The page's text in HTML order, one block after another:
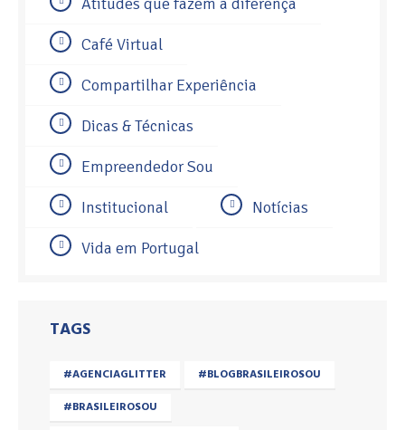
Café Virtual
Compartilhar Experiência
Dicas & Técnicas
Empreendedor Sou
Institucional Notícias
Vida em Portugal
TAGS
#AGENCIAGLITTER
#BLOGBRASILEIROSOU
#BRASILEIROSOU